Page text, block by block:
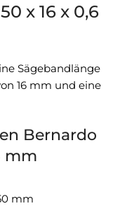
x 16 x 0,6
Sägebandlänge
16 mm und eine
Bernardo
mm
mm